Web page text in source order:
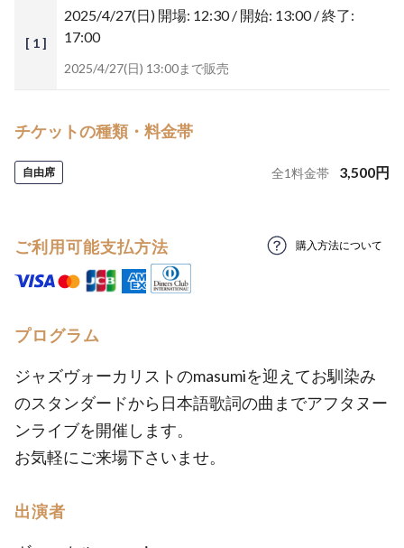
[ 1 ]
2025/4/27(日) 開場: 12:30 / 開始: 13:00 / 終了:
17:00
2025/4/27(日) 13:00まで販売
チケットの種類・料金帯
自由席 全1料金帯 3,500円
ご利用可能支払方法 購入方法について
プログラム
ジャズヴォーカリストのmasumiを迎えてお馴染み
のスタンダードから日本語歌詞の曲までアフタヌー
ンライブを開催します。
お気軽にご来場下さいませ。
出演者